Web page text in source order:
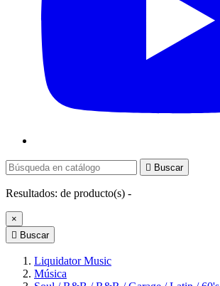
 Buscar
Resultados: de producto(s) -
×
 Buscar
Liquidator Music
Música